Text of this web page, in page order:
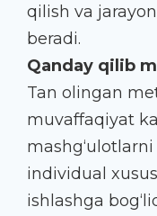
qilish va
beradi.
Qanday qilib
Tan olingan
muvaffaqiyat
individual
ishlashga